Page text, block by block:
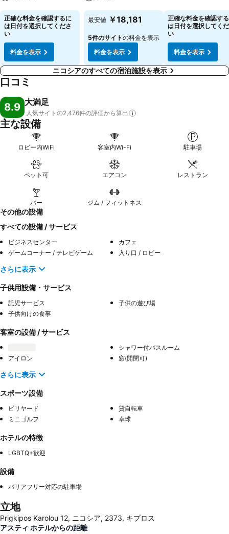
料金を表示
正確な料金を確認するに
は日付を選択してくださ
い
料金を表示
料金を表示
最安値 ￥18,181
5件のサイトの料金を表示
料金を表示
正確な料金を確認す
は日付を選択してく
い
料金を表示
ニコシアのすべての宿泊施設を表示
口コミ
8.9 大満足
人気サイトの2,476件の評価から算出
主な設備
ロビー内WiFi 客室内Wi-Fi 駐車場
ペット可 エアコン レストラン
バー ジム / フィットネス
その他の設備
すべての設備 / サービス
ビジネスセンター
カフェ
ゲームコーナー / テレビゲーム
入り口 / ロビー
さらに表示
子供用設備・サービス
託児サービス
子供の遊び場
子供向けの食事
客室の設備 / サービス
シャワー付バスルーム
アイロン
窓(開閉可)
さらに表示
スポーツ設備
ビリヤード
貸自転車
ミニゴルフ
卓球
ホテルの特徴
LGBTQ+歓迎
設備
バリアフリー対応の駐車場
立地
Prigkipos Karolou 12, ニコシア, 2373, キプロス
アスティ ホテルからの距離